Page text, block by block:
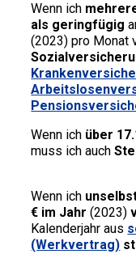
Wenn ich
als geringfügig
(2023) pro Monat
Wenn ich über
muss ich auch
Wenn ich
€ im Jahr (2023)
Kalenderjahr aus
(Werkvertrag)